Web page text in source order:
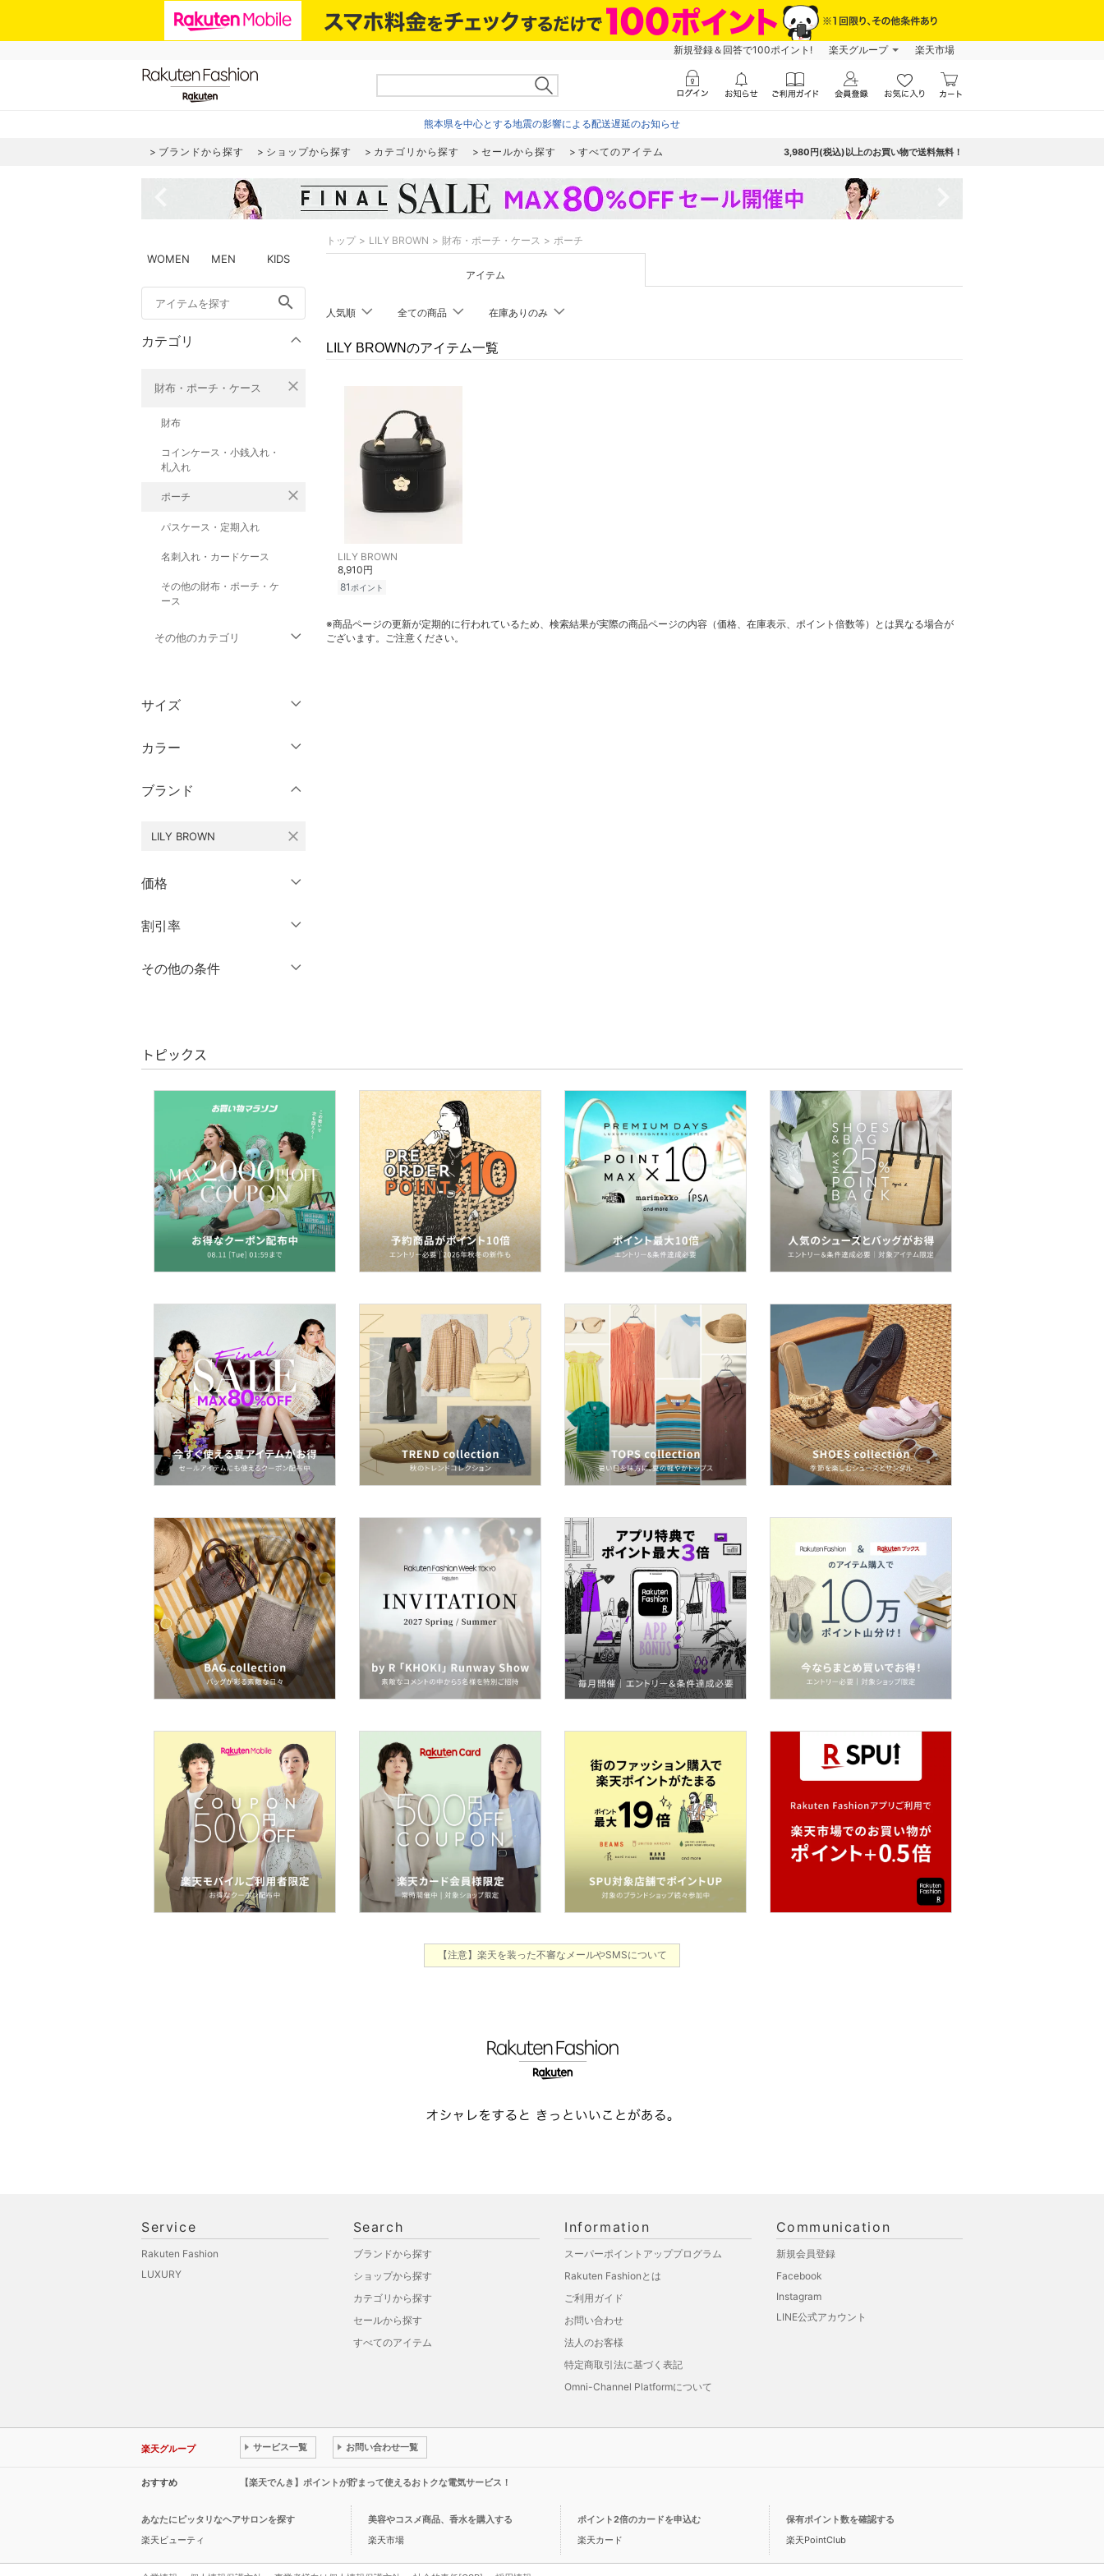
新規登録＆回答で100ポイント! 楽天グループ 楽天市場
熊本県を中心とする地震の影響による配送遅延のお知らせ
ブランドから探す ショップから探す カテゴリから探す セールから探す すべてのアイテム 3,980円(税込)以上のお買い物で送料無料！
WOMEN MEN KIDS
search
カテゴリ
財布・ポーチ・ケース close
財布
コインケース・小銭入れ・
札入れ
ポーチ close
パスケース・定期入れ
名刺入れ・カードケース
その他の財布・ポーチ・ケ
ース
その他のカテゴリ
パンツ
ワンピース・ドレス
スカート
ーオール
バッグ
シューズ・靴
ヘアアクセサリー
マタニティウェア・ベビ
着物・浴衣・和装小物
スキンケア
ベースメイク
ネイル
ボディケア・オーラルケ
ア
ヘアケア
フレグランス
メイク道具・美容器具
コフレ・キット・セット
食器・調理器具・キッチ
ン用品
インテリア・生活雑貨
スマホグッズ・オーディ
オ機器
スポーツ・アウトドア用
サイズ
M
XL
カラー
クリア
ブランド
LILY BROWN close
価格
絞り込み
割引率
％OFF～ ％OFF
その他の条件
クリア 絞り込み
トップ LILY BROWN 財布・ポーチ・ケース ポーチ
アイテム
人気順 全ての商品 在庫ありのみ
LILY BROWNのアイテム一覧
LILY BROWN
8,910円
81 ポイント
※商品ページの更新が定期的に行われているため、検索結果が実際の商品ページの内容（価格、在庫表示、ポイント倍数等）とは異なる場合が
ございます。ご注意ください。
トピックス
【注意】楽天を装った不審なメールやSMSについて
Service
Rakuten Fashion
LUXURY
Search
ブランドから探す
ショップから探す
カテゴリから探す
セールから探す
すべてのアイテム
Information
スーパーポイントアッププログラム
Rakuten Fashionとは
ご利用ガイド
お問い合わせ
法人のお客様
特定商取引法に基づく表記
Omni-Channel Platformについて
Communication
新規会員登録
Facebook
Instagram
LINE公式アカウント
楽天グループ サービス一覧 お問い合わせ一覧
おすすめ 【楽天でんき】ポイントが貯まって使えるおトクな電気サービス！
あなたにピッタリなヘアサロンを探す
楽天ビューティ
美容やコスメ商品、香水を購入する
楽天市場
ポイント2倍のカードを申込む
楽天カード
保有ポイント数を確認する
楽天PointClub